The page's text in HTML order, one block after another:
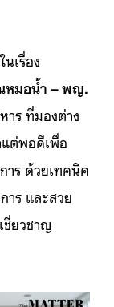
เรื่อง
มอน้ำ – พญ.
าร ที่มองต่าง
ต่พอดีเพื่อ
าร ด้วยเทคนิค
าร และสวย
ชี่ยวชาญ